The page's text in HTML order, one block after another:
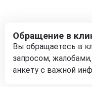
Обращение в
Вы обращаетесь в
запросом,
анкету с важной